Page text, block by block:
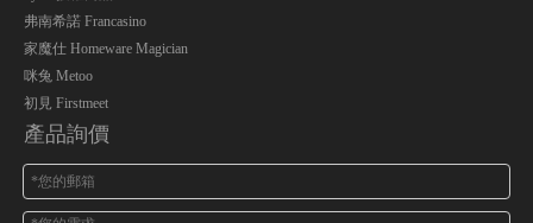
弗南希諾 Francasino
家魔仕 Homeware Magician
咪兔 Metoo
初見 Firstmeet
產品詢價